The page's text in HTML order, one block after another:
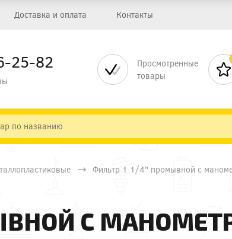
Доставка и оплата Контакты
25-82
Просмотренные
товары
Фильтр 1 1/4" промывной с
С